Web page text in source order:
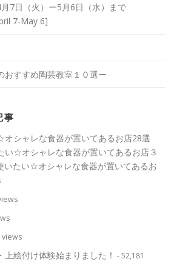
7日（火）ー5月6日（水）まで
7-May 6]
おすすめ陶芸教室１０選ー
事
シャレな食器が置いてあるお店28選
い☆オシャレな食器が置いてあるお店３
いたい☆オシャレな食器が置いてあるお
views
絵付け体験始まりました！ - 52,181